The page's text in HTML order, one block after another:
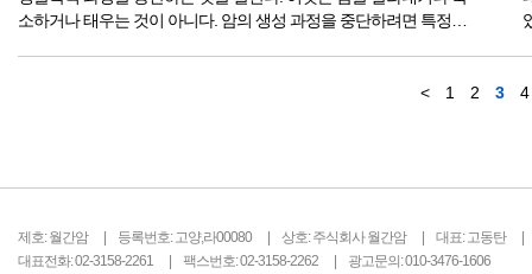
소하거나 태우는 것이 아니다. 암의 생성 과정을 중단하려면 특정한
< 1 2 3 4
제호: 월간암 등록번호: 고양,라00080 상호: 주식회사 월간암
대표: 고동탄
대표전화: 02-3158-2261
팩스번호: 02-3158-2262 광고문의: 010-3476-1606